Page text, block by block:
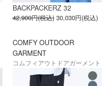
BACKPACKERZ 32
42,900円(税込) 30,030円(税込)
COMFY OUTDOOR
GARMENT
コムフィアウトドアガーメント